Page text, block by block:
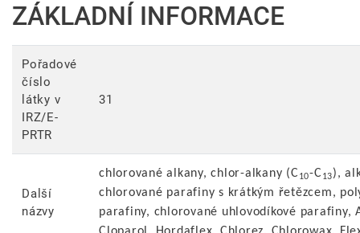
ZÁKLADNÍ INFORMACE
Pořadové
číslo
látky v
IRZ/E-
PRTR
31
Další
názvy
chlorované alkany, chlor-alkany (C 10-C 13),
chlorované parafiny s krátkým řetězcem,
parafiny, chlorované uhlovodíkové parafiny,